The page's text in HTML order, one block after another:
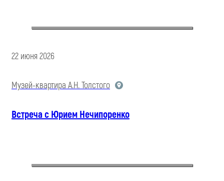
22 июня 2026
Музей-квартира А.Н. Толстого
Встреча с Юрием Нечипоренко